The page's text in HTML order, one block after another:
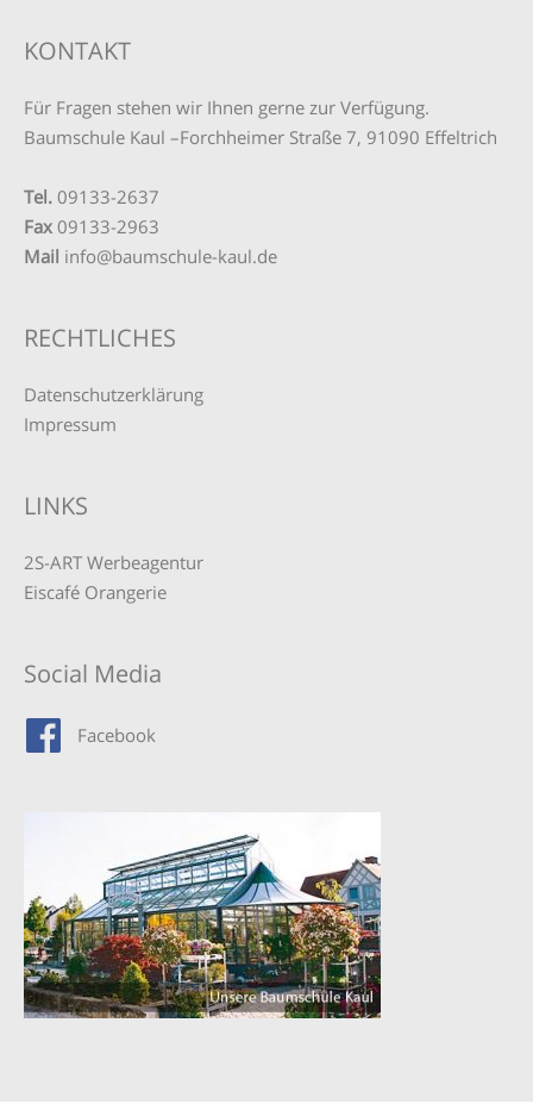
KONTAKT
Für Fragen stehen wir Ihnen gerne zur Verfügung.
Baumschule Kaul –Forchheimer Straße 7, 91090 Effeltrich
Tel. 09133-2637
Fax 09133-2963
Mail info@baumschule-kaul.de
RECHTLICHES
Datenschutzerklärung
Impressum
LINKS
2S-ART Werbeagentur
Eiscafé Orangerie
Social Media
Facebook